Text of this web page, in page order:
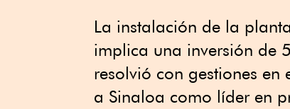
La instalación de la
implica una inversión de
resolvió con gestiones
a Sinaloa como líder en